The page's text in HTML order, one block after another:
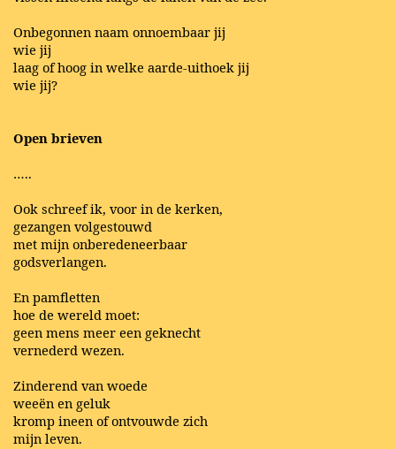
Onbegonnen naam onnoembaar jij
wie jij
laag of hoog in welke aarde-uithoek jij
wie jij?
Open brieven
…..
Ook schreef ik, voor in de kerken,
gezangen volgestouwd
met mijn onberedeneerbaar
godsverlangen.
En pamfletten
hoe de wereld moet:
geen mens meer een geknecht
vernederd wezen.
Zinderend van woede
weeën en geluk
kromp ineen of ontvouwde zich
mijn leven.